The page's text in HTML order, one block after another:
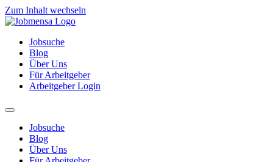
Zum Inhalt wechseln
Jobsuche
Blog
Über Uns
Für Arbeitgeber
Arbeitgeber Login
Jobsuche
Blog
Über Uns